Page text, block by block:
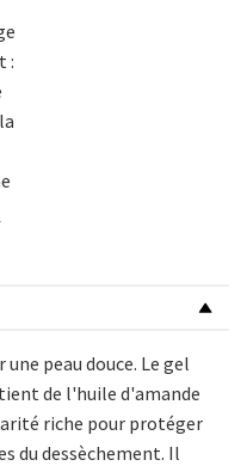
peau douce. Le gel
de l'huile d'amande
riche pour protéger
du dessèchement. Il